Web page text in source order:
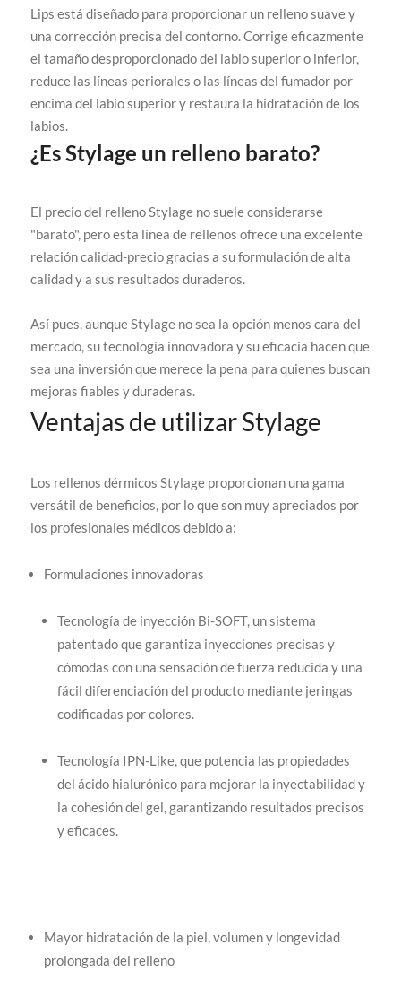
Lips está diseñado para proporcionar un relleno suave y
una corrección precisa del contorno. Corrige eficazmente
el tamaño desproporcionado del labio superior o inferior,
reduce las líneas periorales o las líneas del fumador por
encima del labio superior y restaura la hidratación de los
labios.
¿Es Stylage un relleno barato?
El precio del relleno Stylage no suele considerarse
"barato", pero esta línea de rellenos ofrece una excelente
relación calidad-precio gracias a su formulación de alta
calidad y a sus resultados duraderos.
Así pues, aunque Stylage no sea la opción menos cara del
mercado, su tecnología innovadora y su eficacia hacen que
sea una inversión que merece la pena para quienes buscan
mejoras fiables y duraderas.
Ventajas de utilizar Stylage
Los rellenos dérmicos Stylage proporcionan una gama
versátil de beneficios, por lo que son muy apreciados por
los profesionales médicos debido a:
Formulaciones innovadoras
Tecnología de inyección Bi-SOFT, un sistema
patentado que garantiza inyecciones precisas y
cómodas con una sensación de fuerza reducida y una
fácil diferenciación del producto mediante jeringas
codificadas por colores.
Tecnología IPN-Like, que potencia las propiedades
del ácido hialurónico para mejorar la inyectabilidad y
la cohesión del gel, garantizando resultados precisos
y eficaces.
Mayor hidratación de la piel, volumen y longevidad
prolongada del relleno